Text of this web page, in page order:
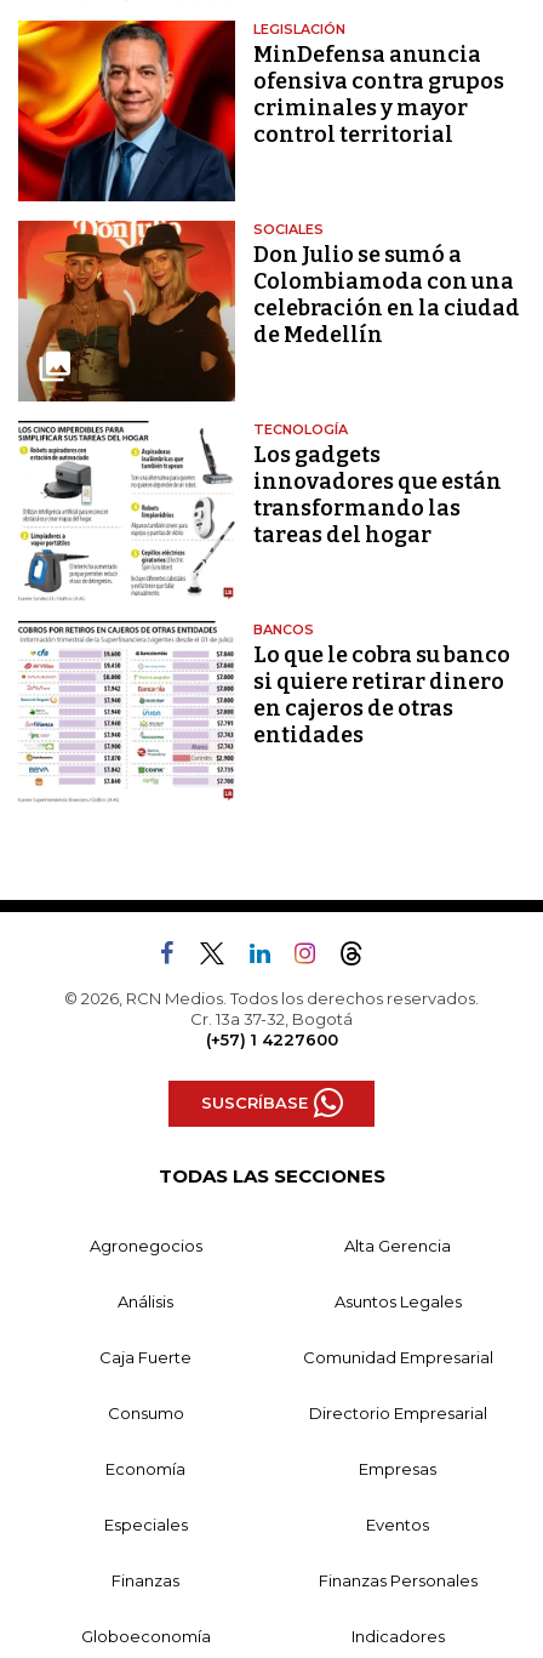
LEGISLACIÓN
MinDefensa anuncia
ofensiva contra grupos
criminales y mayor
control territorial
SOCIALES
Don Julio se sumó a
Colombiamoda con una
celebración en la ciudad
de Medellín
TECNOLOGÍA
Los gadgets
innovadores que están
transformando las
tareas del hogar
BANCOS
Lo que le cobra su banco
si quiere retirar dinero
en cajeros de otras
entidades
© 2026, RCN Medios. Todos los derechos reservados.
Cr. 13a 37-32, Bogotá
(+57) 1 4227600
SUSCRÍBASE
TODAS LAS SECCIONES
Agronegocios Alta Gerencia
Análisis Asuntos Legales
Caja Fuerte Comunidad Empresarial
Consumo Directorio Empresarial
Economía Empresas
Especiales Eventos
Finanzas Finanzas Personales
Globoeconomía Indicadores